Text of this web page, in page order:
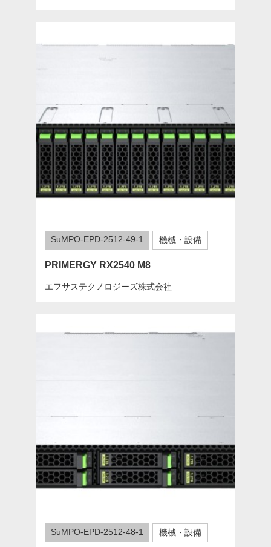
SuMPO-EPD-2512-49-1 機械・設備
PRIMERGY RX2540 M8
エフサステクノロジーズ株式会社
SuMPO-EPD-2512-48-1 機械・設備